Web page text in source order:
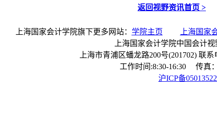
返回视野资讯首页 >
上海国家会计学院旗下更多网站： 学院主页
上海国家
上海国家会计学院中国会计
上海市青浦区蟠龙路200号(201702) 联系
工作时间:8:30-16:30 传真：
沪ICP备